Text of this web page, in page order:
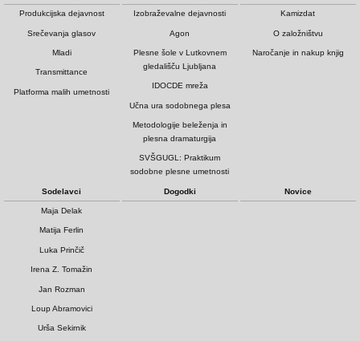
Produkcijska dejavnost
Srečevanja glasov
Mladi
Transmittance
Platforma malih umetnosti
Izobraževalne dejavnosti
Agon
Plesne šole v Lutkovnem
gledališču Ljubljana
IDOCDE mreža
Učna ura sodobnega plesa
Metodologije beleženja in
plesna dramaturgija
SVŠGUGL: Praktikum
sodobne plesne umetnosti
Kamizdat
O založništvu
Naročanje in nakup knjig
Sodelavci
Maja Delak
Matija Ferlin
Luka Prinčič
Irena Z. Tomažin
Jan Rozman
Loup Abramovici
Urša Sekirnik
Dogodki Novice